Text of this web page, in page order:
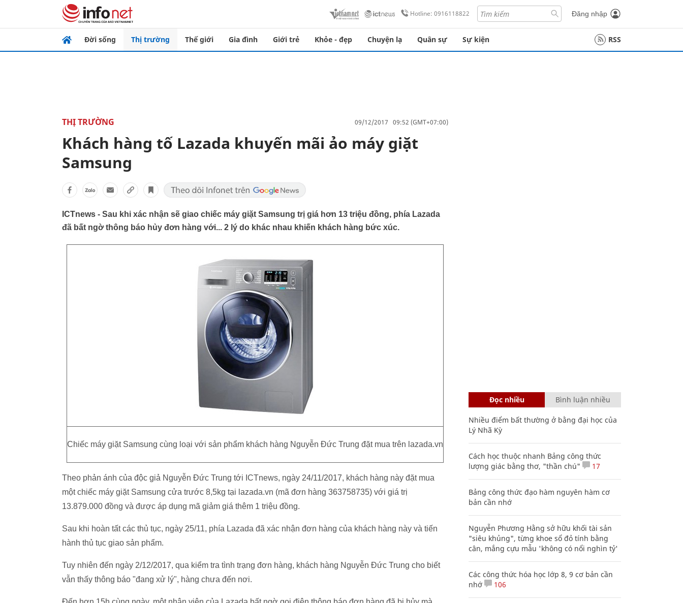
Hotline: 0916118822 Đăng nhập
Đời sống Thị trường Thế giới Gia đình Giới trẻ Khỏe - đẹp Chuyện lạ Quân sự Sự kiện RSS
THỊ TRƯỜNG 09/12/2017 09:52 (GMT+07:00)
Khách hàng tố Lazada khuyến mãi ảo máy giặt
Samsung
ICTnews - Sau khi xác nhận sẽ giao chiếc máy giặt Samsung trị giá hơn 13 triệu đồng, phía Lazada
đã bất ngờ thông báo hủy đơn hàng với... 2 lý do khác nhau khiến khách hàng bức xúc.
Chiếc máy giặt Samsung cùng loại với sản phẩm khách hàng Nguyễn Đức Trung đặt mua trên lazada.vn
Theo phản ánh của độc giả Nguyễn Đức Trung tới ICTnews, ngày 24/11/2017, khách hàng này đặt mua
một chiếc máy giặt Samsung cửa trước 8,5kg tại lazada.vn (mã đơn hàng 363758735) với giá trị
13.879.000 đồng và được áp dụng mã giảm giá thêm 1 triệu đồng.
Sau khi hoàn tất các thủ tục, ngày 25/11, phía Lazada đã xác nhận đơn hàng của khách hàng này và tiến
hành thủ tục giao sản phẩm.
Tuy nhiên đến ngày 2/12/2017, qua kiểm tra tình trạng đơn hàng, khách hàng Nguyễn Đức Trung cho biết
vẫn thấy thông báo "đang xử lý", hàng chưa đến nơi.
Đọc nhiều Bình luận nhiều
Nhiều điểm bất thường ở bằng đại học của
Lý Nhã Kỳ
Cách học thuộc nhanh Bảng công thức
lượng giác bằng thơ, "thần chú"
17
Bảng công thức đạo hàm nguyên hàm cơ
bản cần nhớ
Nguyễn Phương Hằng sở hữu khối tài sản
"siêu khủng", từng khoe sổ đỏ tính bằng
cân, mắng cựu mẫu 'không có nổi nghìn tỷ'
Các công thức hóa học lớp 8, 9 cơ bản cần
nhớ
106